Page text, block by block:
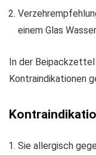
einem Glas
In der
Kontraindikationen
Sie allergisch